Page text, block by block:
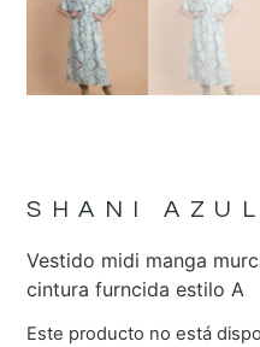
SHANI AZUL
Vestido midi manga
cintura furncida estilo A
Este producto no está